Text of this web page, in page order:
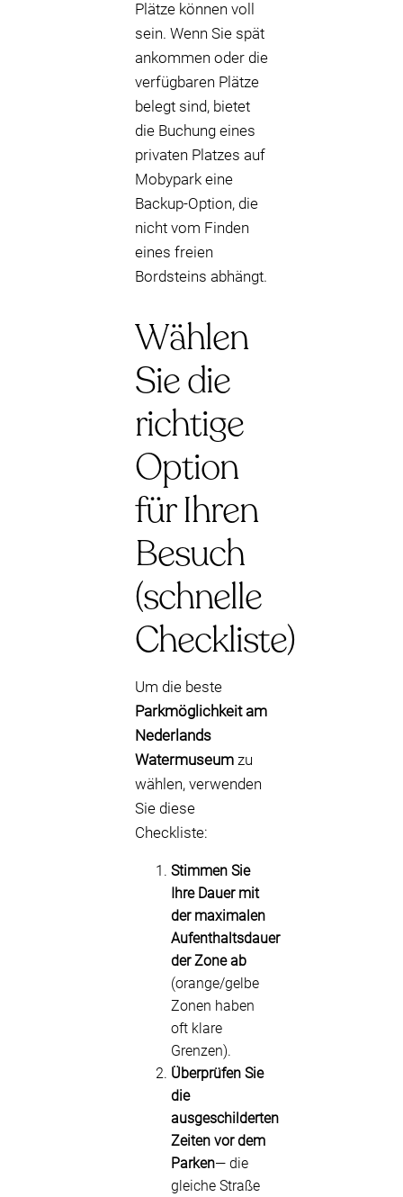
Plätze können voll
sein. Wenn Sie spät
ankommen oder die
verfügbaren Plätze
belegt sind, bietet
die Buchung eines
privaten Platzes auf
Mobypark eine
Backup-Option, die
nicht vom Finden
eines freien
Bordsteins abhängt.
Wählen
Sie die
richtige
Option
für Ihren
Besuch
(schnelle
Checkliste)
Um die beste
Parkmöglichkeit am
Nederlands
Watermuseum zu
wählen, verwenden
Sie diese
Checkliste:
Stimmen Sie
Ihre Dauer mit
der maximalen
Aufenthaltsdauer
der Zone ab
(orange/gelbe
Zonen haben
oft klare
Grenzen).
Überprüfen Sie
die
ausgeschilderten
Zeiten vor dem
Parken— die
gleiche Straße